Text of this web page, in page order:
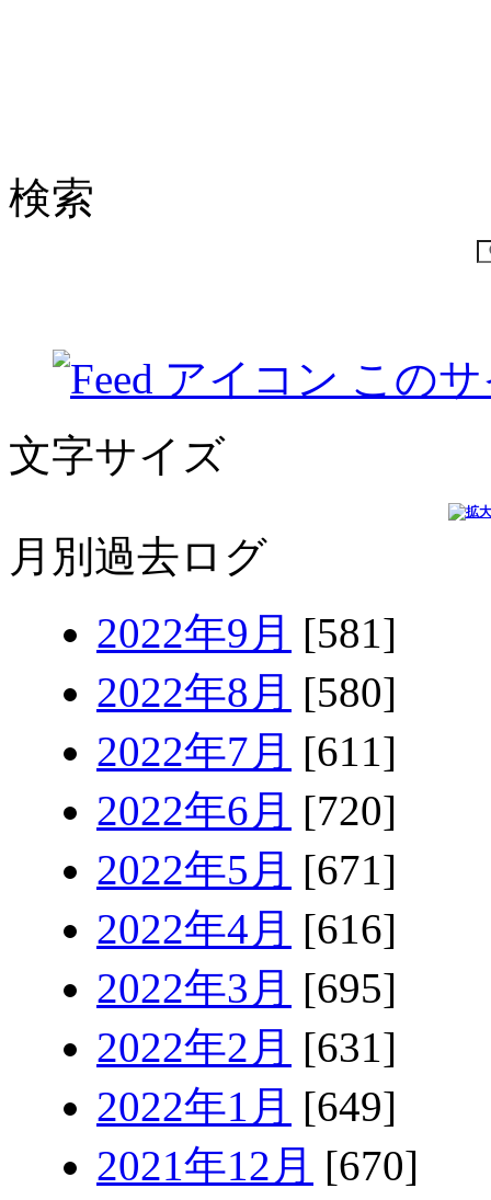
検索
この
文字サイズ
月別過去ログ
2022年9月 [581]
2022年8月 [580]
2022年7月 [611]
2022年6月 [720]
2022年5月 [671]
2022年4月 [616]
2022年3月 [695]
2022年2月 [631]
2022年1月 [649]
2021年12月 [670]